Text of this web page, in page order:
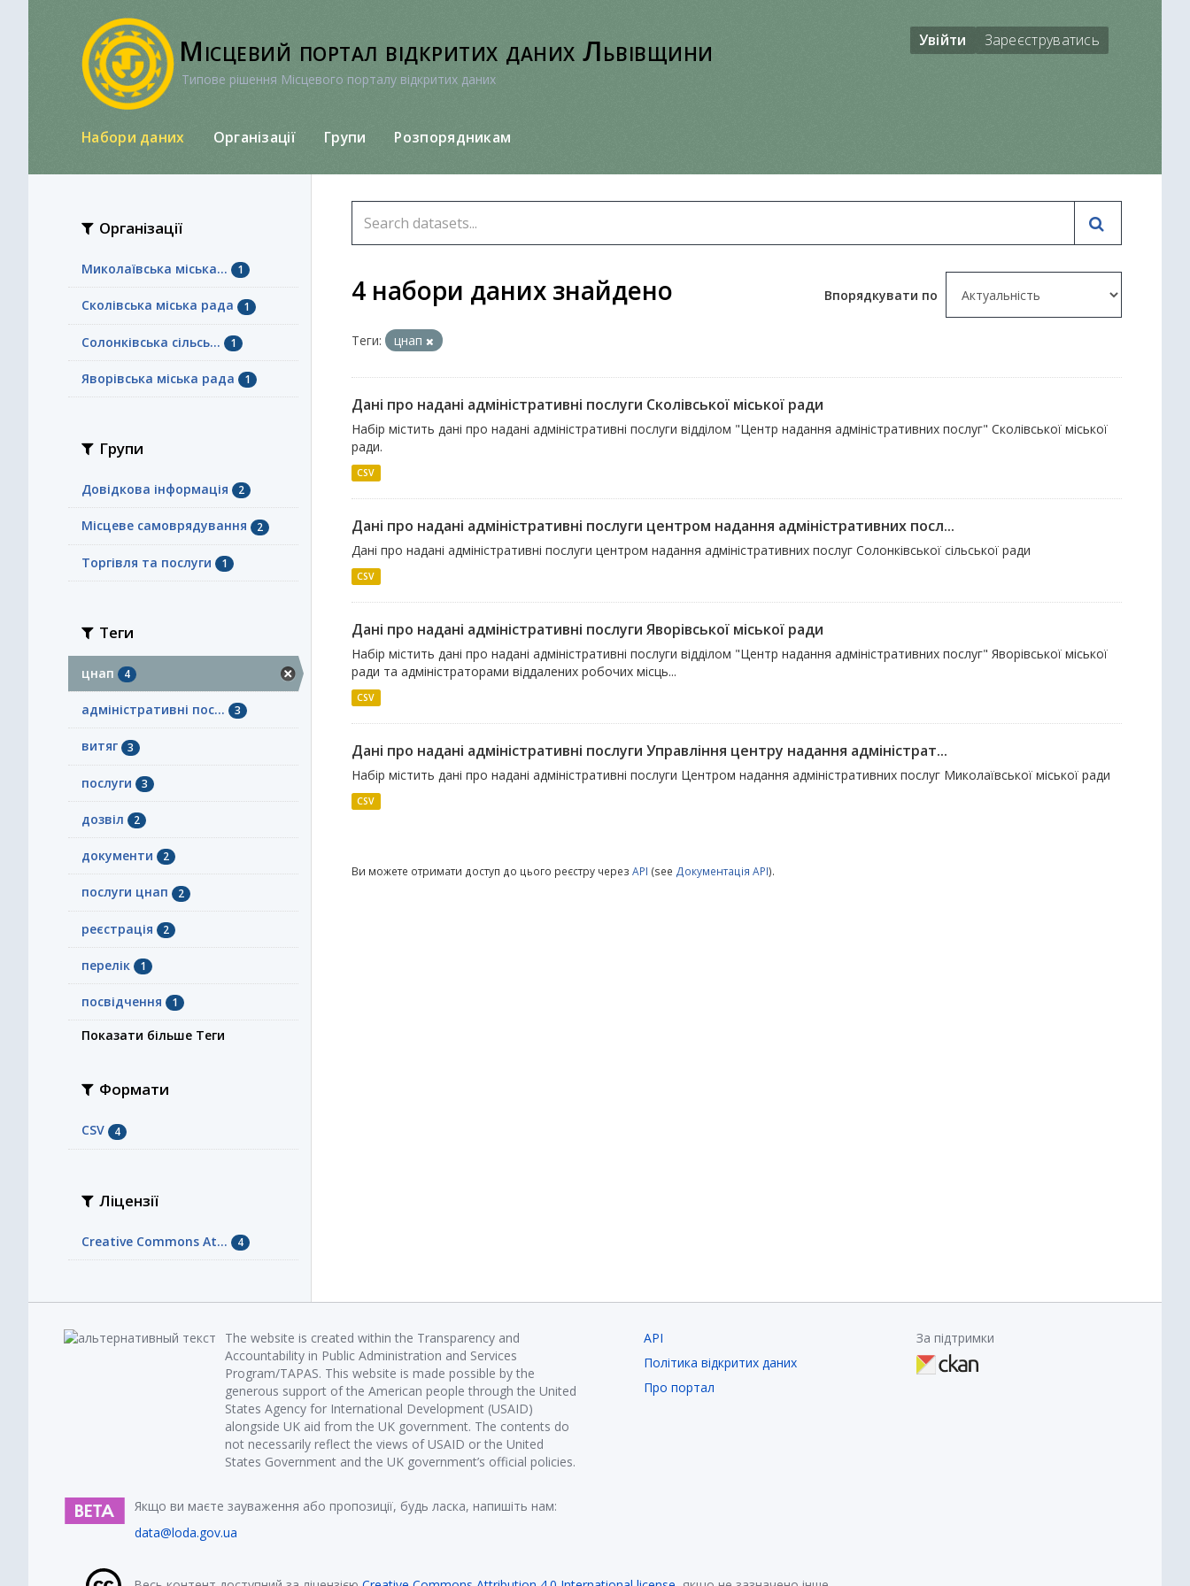
Місцевий портал відкритих даних Львівщини
Типове рішення Місцевого порталу відкритих даних
Увійти Зареєструватись
Набори даних Організації Групи Розпорядникам
Організації
Миколаївська міська... 1
Сколівська міська рада 1
Солонківська сільсь... 1
Яворівська міська рада 1
Групи
Довідкова інформація 2
Місцеве самоврядування 2
Торгівля та послуги 1
Теги
цнап 4
адміністративні пос... 3
витяг 3
послуги 3
дозвіл 2
документи 2
послуги цнап 2
реєстрація 2
перелік 1
посвідчення 1
Показати більше Теги
Формати
CSV 4
Ліцензії
Creative Commons At... 4
Впорядкувати по
4 набори даних знайдено
Теги: цнап
Дані про надані адміністративні послуги Сколівської міської ради
Набір містить дані про надані адміністративні послуги відділом "Центр надання адміністративних послуг" Сколівської міської
ради.
CSV
Дані про надані адміністративні послуги центром надання адміністративних посл...
Дані про надані адміністративні послуги центром надання адміністративних послуг Солонківської сільської ради
CSV
Дані про надані адміністративні послуги Яворівської міської ради
Набір містить дані про надані адміністративні послуги відділом "Центр надання адміністративних послуг" Яворівської міської
ради та адміністраторами віддалених робочих місць...
CSV
Дані про надані адміністративні послуги Управління центру надання адміністрат...
Набір містить дані про надані адміністративні послуги Центром надання адміністративних послуг Миколаївської міської ради
CSV
Ви можете отримати доступ до цього реєстру через API (see Документація API).
The website is created within the Transparency and
Accountability in Public Administration and Services
Program/TAPAS. This website is made possible by the
generous support of the American people through the United
States Agency for International Development (USAID)
alongside UK aid from the UK government. The contents do
not necessarily reflect the views of USAID or the United
States Government and the UK government’s official policies.
Якщо ви маєте зауваження або пропозиції, будь ласка, напишіть нам:
data@loda.gov.ua
API
Політика відкритих даних
Про портал
За підтримки